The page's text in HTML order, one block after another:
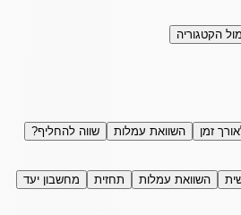
מול הקטגוריה
זמן השוואת עמלות שווה להחליף?
השוואת עמלות תחזית
מחשבון יעד